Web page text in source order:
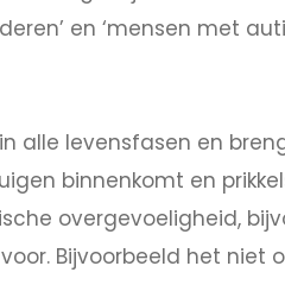
en ‘mensen met
alle levensfasen en
binnenkomt en
overgevoeligheid,
Bijvoorbeeld het niet